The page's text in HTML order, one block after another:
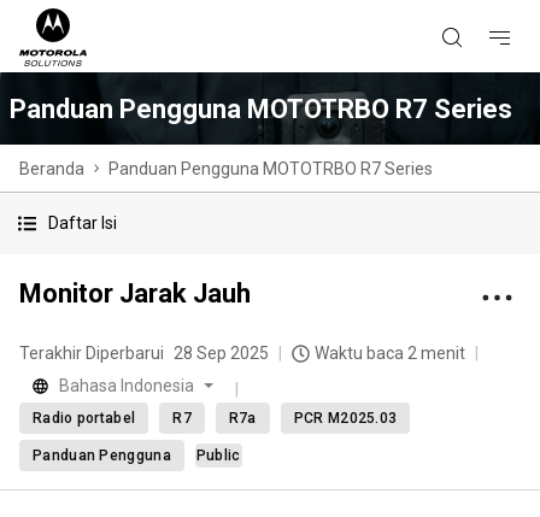
Panduan Pengguna MOTOTRBO R7 Series
Beranda Panduan Pengguna MOTOTRBO R7 Series
Daftar Isi
Monitor Jarak Jauh
Terakhir Diperbarui 28 Sep 2025
Waktu baca 2 menit
Bahasa Indonesia
Radio portabel R7 R7a PCR M2025.03
Panduan Pengguna Public